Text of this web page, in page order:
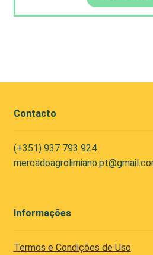
Contacto
(+351) 937 793 924
Informações
Termos e Condições de Uso